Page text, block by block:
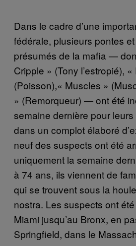
Dans le cadre d’une
fédérale, plusieurs pontes
présumés de la mafia —
Cripple » (Tony l’estropié), «
(Poisson),« Muscles »
» (Remorqueur) — ont été
semaine dernière pour
dans un complot élaboré
neuf des suspects ont été
uniquement la semaine
à 74 ans, ils viennent de
qui se trouvent sous la
nostra. Les suspects ont
Miami jusqu’au Bronx, en
Springfield, dans le